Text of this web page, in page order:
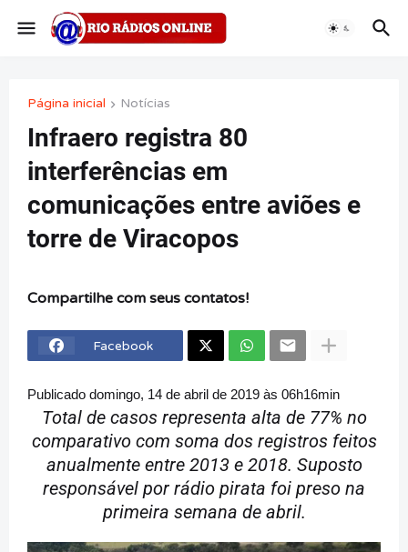
Página inicial Notícias
Infraero registra 80
interferências em
comunicações entre aviões e
torre de Viracopos
Compartilhe com seus contatos!
Facebook
Publicado domingo, 14 de abril de 2019 às 06h16min
Total de casos representa alta de 77% no
comparativo com soma dos registros feitos
anualmente entre 2013 e 2018. Suposto
responsável por rádio pirata foi preso na
primeira semana de abril.